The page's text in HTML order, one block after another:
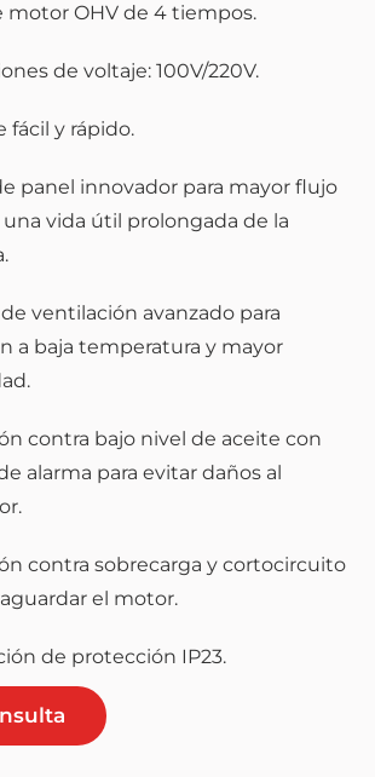
motor OHV de 4 tiempos.
de voltaje: 100V/220V.
fácil y rápido.
panel innovador para mayor flujo
una vida útil prolongada de la
ventilación avanzado para
a baja temperatura y mayor
contra bajo nivel de aceite con
alarma para evitar daños al
contra sobrecarga y cortocircuito
el motor.
de protección IP23.